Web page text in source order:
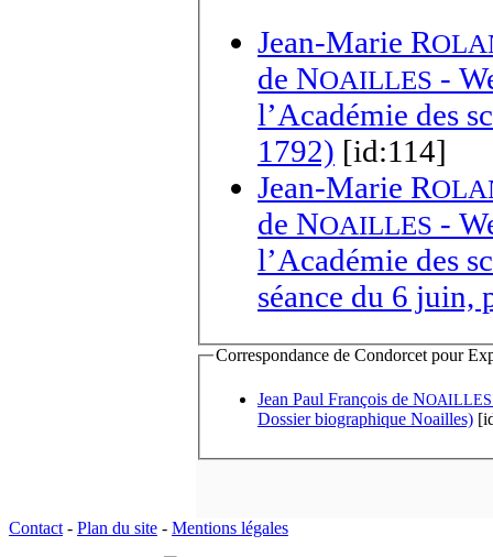
Jean-Marie R
de NOAILLES -
l’Académie des
1792) [id:114]
Jean-Marie R
de NOAILLES -
l’Académie des sciences, Procès-
séance du 6 juin,
Correspondance de Condorcet pour
Jean Paul François de NOAILLES
Dossier biographique Noailles)
Contact - Plan du site - Mentions légales